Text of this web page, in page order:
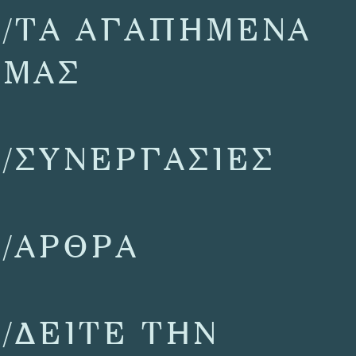
/ΤΑ ΑΓΑΠΗΜΕΝΑ
ΜΑΣ
/ΣΥΝΕΡΓΑΣΙΕΣ
/ΑΡΘΡΑ
/ΔΕΙΤΕ ΤΗΝ